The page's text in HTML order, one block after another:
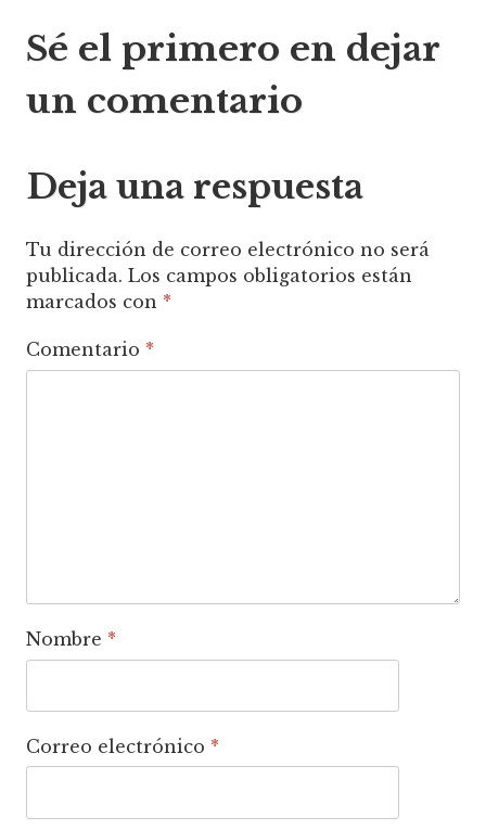
de
Sé el primero en dejar
un comentario
Deja una respuesta
Tu dirección de correo electrónico no será
publicada. Los campos obligatorios están
marcados con *
Comentario *
Nombre *
Correo electrónico *